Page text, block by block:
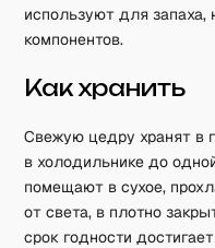
используют для запаха,
компонентов.
Как хранить
Свежую цедру хранят в
в холодильнике до
помещают в сухое,
от света, в плотно
срок годности